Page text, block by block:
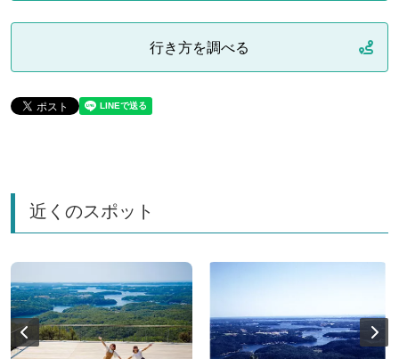
行き方を調べる
近くのスポット